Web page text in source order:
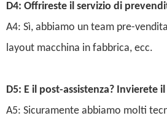
D4: Offrireste il servizio di
A4: Sì, abbiamo un team pre-
layout macchina in fabbrica, ecc.
D5: E il post-assistenza? Invierete
A5: Sicuramente abbiamo molti